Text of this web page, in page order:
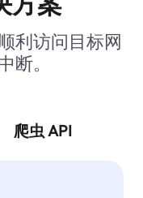
利访问目标网
断。
爬虫 API